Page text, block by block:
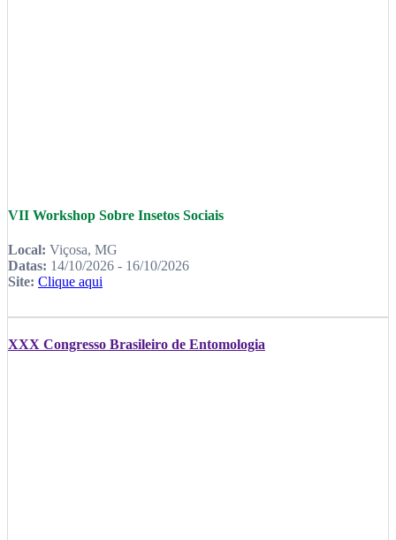
VII Workshop Sobre Insetos Sociais
Local: Viçosa, MG
Datas: 14/10/2026 - 16/10/2026
Site: Clique aqui
XXX Congresso Brasileiro de Entomologia